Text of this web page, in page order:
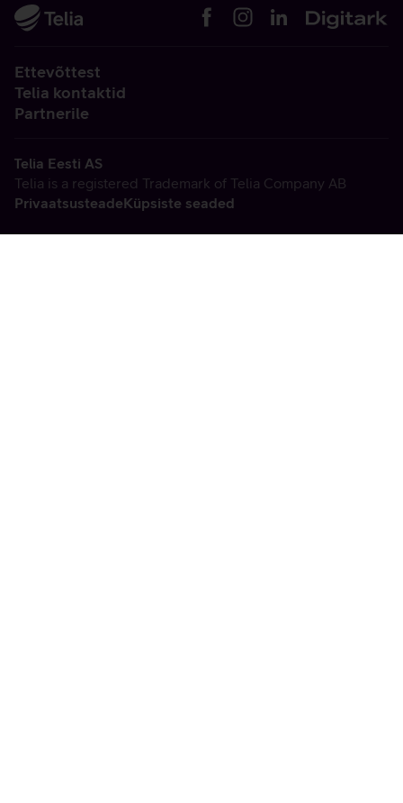
Ettevõttest
Telia kontaktid
Partnerile
Telia Eesti AS
Telia is a registered Trademark of Telia Company AB
PrivaatsusteadeKüpsiste seaded